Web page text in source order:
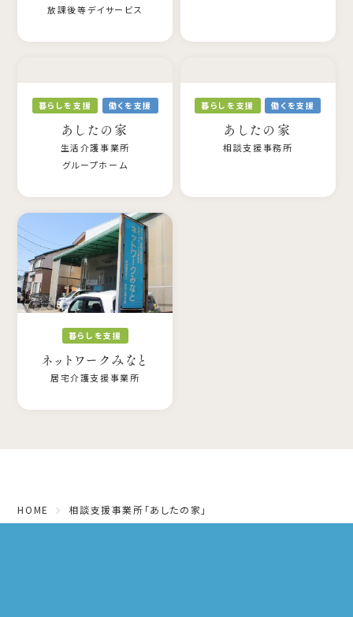
放課後等デイサービス
暮らしを支援 働くを支援
あしたの家
生活介護事業所
グループホーム
暮らしを支援 働くを支援
あしたの家
相談支援事務所
暮らしを支援
ネットワークみなと
居宅介護支援事業所
HOME 相談支援事業所「あしたの家」